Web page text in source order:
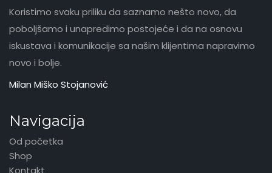
Koristimo svaku priliku da saznamo nešto novo, da
poboljšamo i unapredimo postojeće i da na osnovu
iskustava i komunikacije sa našim klijentima napravimo
novo i bolje.
Milan Miško Stojanović
Navigacija
Od početka
Shop
Kontakt